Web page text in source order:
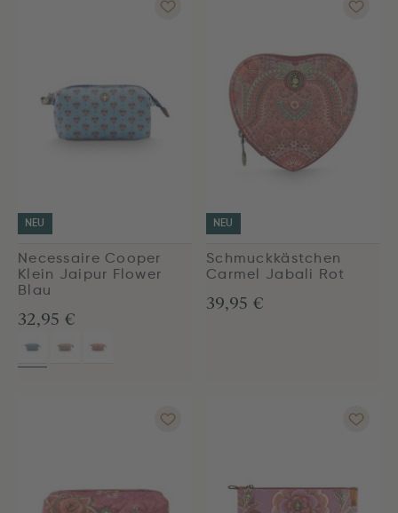
NEU
Necessaire Cooper
Klein Jaipur Flower
Blau
32,95 €
NEU
Schmuckkästchen
Carmel Jabali Rot
39,95 €